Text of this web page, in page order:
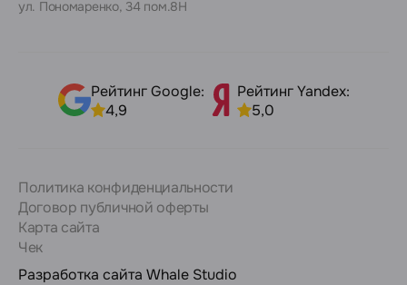
ул. Пономаренко, 34 пом.8Н
Рейтинг Google:
4,9
Рейтинг Yandex:
5,0
Политика конфиденциальности
Договор публичной оферты
Карта сайта
Чек
Разработка сайта Whale Studio